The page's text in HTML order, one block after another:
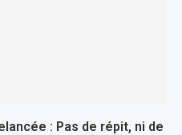
: Pas de répit, ni de